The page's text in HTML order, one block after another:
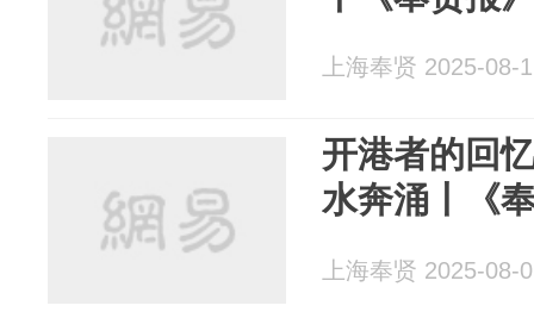
上海奉贤 2025-08-
开港者的回
水奔涌丨《
上海奉贤 2025-08-